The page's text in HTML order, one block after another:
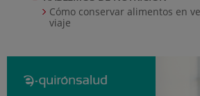
Cómo conservar alimentos en
viaje